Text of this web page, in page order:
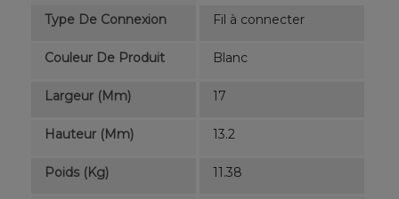
Type De Connexion Fil à connecter
Couleur De Produit Blanc
Largeur (mm) 17
Hauteur (mm) 13.2
Poids (kg) 11.38